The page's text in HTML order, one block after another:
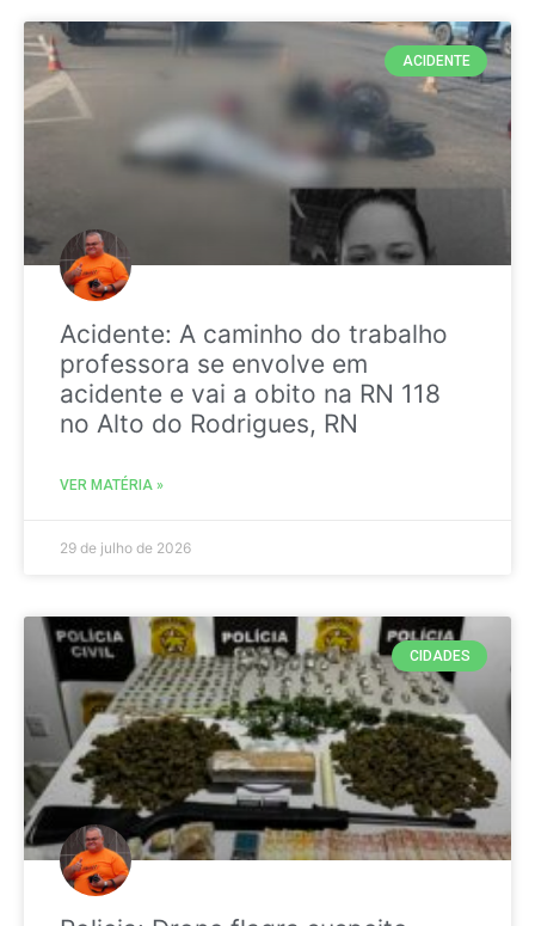
ACIDENTE
Acidente: A caminho do trabalho
professora se envolve em
acidente e vai a obito na RN 118
no Alto do Rodrigues, RN
VER MATÉRIA »
29 de julho de 2026
CIDADES